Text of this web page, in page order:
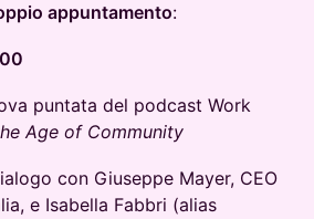
appuntamento:
puntata del podcast Work
Age of Community
con Giuseppe Mayer, CEO
e Isabella Fabbri (alias